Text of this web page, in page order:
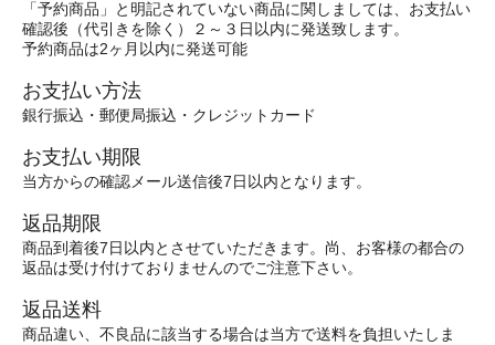
「予約商品」と明記されていない商品に関しましては、お支払い
確認後（代引きを除く）２～３日以内に発送致します。
予約商品は2ヶ月以内に発送可能
お支払い方法
銀行振込・郵便局振込・クレジットカード
お支払い期限
当方からの確認メール送信後7日以内となります。
返品期限
商品到着後7日以内とさせていただきます。尚、お客様の都合の
返品は受け付けておりませんのでご注意下さい。
返品送料
商品違い、不良品に該当する場合は当方で送料を負担いたしま